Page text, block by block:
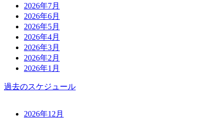
2026年7月
2026年6月
2026年5月
2026年4月
2026年3月
2026年2月
2026年1月
過去のスケジュール
2026年12月